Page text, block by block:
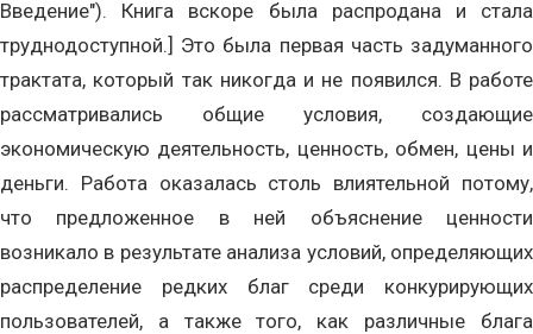
Введение"). Книга вскоре была распродана и стала
труднодоступной.] Это была первая часть задуманного
трактата, который так никогда и не появился. В работе
рассматривались общие условия, создающие
экономическую деятельность, ценность, обмен, цены и
деньги. Работа оказалась столь влиятельной потому,
что предложенное в ней объяснение ценности
возникало в результате анализа условий, определяющих
распределение редких благ среди конкурирующих
пользователей, а также того, как различные блага